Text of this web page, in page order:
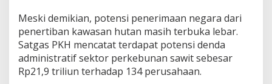
Meski demikian, potensi penerimaan negara dari
penertiban kawasan hutan masih terbuka lebar.
Satgas PKH mencatat terdapat potensi denda
administratif sektor perkebunan sawit sebesar
Rp21,9 triliun terhadap 134 perusahaan.